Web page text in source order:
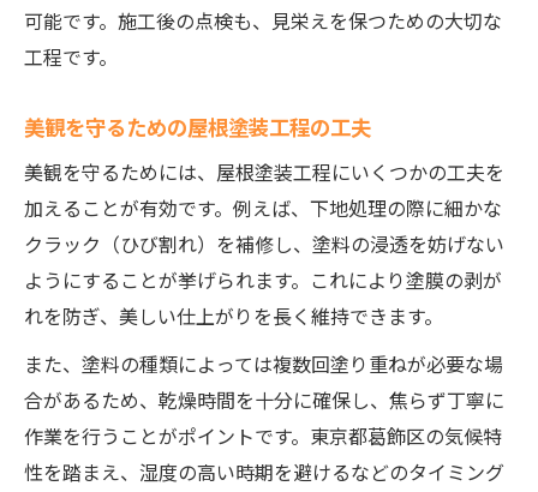
可能です。施工後の点検も、見栄えを保つための大切な
工程です。
美観を守るための屋根塗装工程の工夫
美観を守るためには、屋根塗装工程にいくつかの工夫を
加えることが有効です。例えば、下地処理の際に細かな
クラック（ひび割れ）を補修し、塗料の浸透を妨げない
ようにすることが挙げられます。これにより塗膜の剥が
れを防ぎ、美しい仕上がりを長く維持できます。
また、塗料の種類によっては複数回塗り重ねが必要な場
合があるため、乾燥時間を十分に確保し、焦らず丁寧に
作業を行うことがポイントです。東京都葛飾区の気候特
性を踏まえ、湿度の高い時期を避けるなどのタイミング